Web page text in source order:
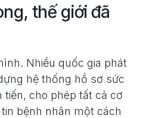
thế giới đã
Nhiều quốc gia phát
hệ thống hồ sơ sức
tiến, cho phép tất cả cơ
bệnh nhân một cách